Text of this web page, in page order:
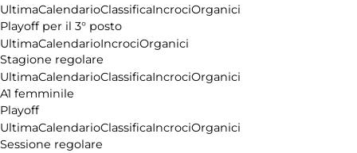
UltimaCalendarioClassificaIncrociOrganici
Playoff per il 3° posto
UltimaCalendarioIncrociOrganici
Stagione regolare
UltimaCalendarioClassificaIncrociOrganici
A1 femminile
Playoff
UltimaCalendarioClassificaIncrociOrganici
Sessione regolare